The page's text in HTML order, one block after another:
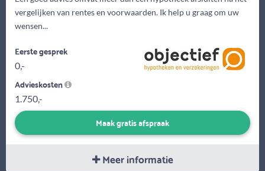
vergelijken van rentes en voorwaarden. Ik help u graag om uw
wensen...
Eerste gesprek
0,-
Advieskosten
1.750,-
Maak gratis afspraak
Meer informatie